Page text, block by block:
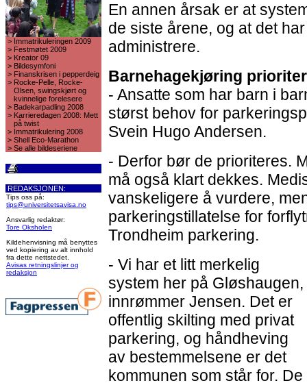
> Immatrikuleringen 2009
> Festmøtet 2009
> Kreator 09
> Bildesymfoni
> Finanskrisen i pepperdeig
> Rocke-Pelle, Rocke-
Olsen, swingskjørt og
kvinnelige forelesere
> Badekarpadling 2008
> Karrieredagen 2008: Mett
på twist
> Immatrikulering 2008
> Shell Eco-Marathon
> Se alle bildeseriene
REDAKSJONEN:
Tips oss på:
tips@universitetsavisa.no
Ansvarlig redaktør:
Tore Oksholen
Kildehenvisning må benyttes
ved kopiering av alt innhold
fra dette nettstedet.
Avisas retningslinjer og
redaksjon
En annen årsak er at
de siste årene, og at det
administrere.
Barnehagekjøring
- Ansatte som har barn i
størst behov for
Svein Hugo Andersen.
- Derfor bør de prioriteres.
må også klart dekkes.
vanskeligere å vurdere,
parkeringstillatelse for
Trondheim parkering.
- Vi har et litt merkelig
system her på Gløshaugen,
innrømmer Jensen. Det er
offentlig skilting med privat
parkering, og håndheving
av bestemmelsene er det
kommunen som står for. De